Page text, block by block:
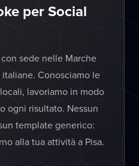
per Social
sede nelle Marche
Conosciamo le
lavoriamo in modo
ogni risultato. Nessun
template generico:
alla tua attività a Pisa.